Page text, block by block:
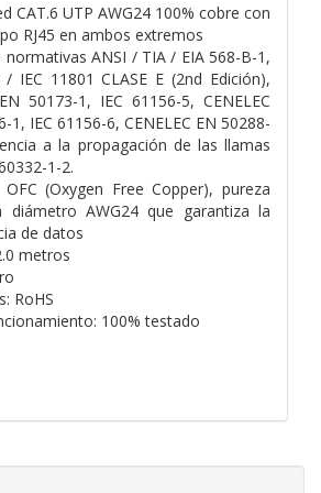
CAT.6 UTP AWG24 100% cobre con
RJ45 en ambos extremos
normativas ANSI / TIA / EIA 568-B-1,
/ IEC 11801 CLASE E (2nd Edición),
50173-1, IEC 61156-5, CENELEC
1, IEC 61156-6, CENELEC EN 50288-
a la propagación de las llamas
1-2.
(Oxygen Free Copper), pureza
diámetro AWG24 que garantiza la
de datos
metros
RoHS
100% testado